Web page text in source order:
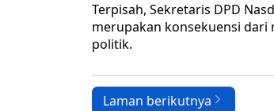
Terpisah, Sekretaris DPD
merupakan konsekuensi dari
politik.
Laman berikutnya